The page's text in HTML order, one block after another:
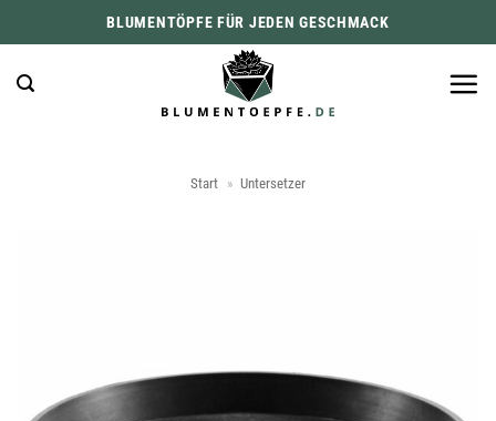
Inhalt
springen
BLUMENTÖPFE FÜR JEDEN GESCHMACK
Start » Untersetzer